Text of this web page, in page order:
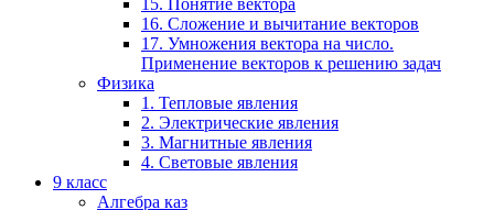
16. Сложение и вычитание векторов
17. Умножения вектора на число.
Применение векторов к решению задач
Физика
1. Тепловые явления
2. Электрические явления
3. Магнитные явления
4. Световые явления
9 класс
Алгебра каз